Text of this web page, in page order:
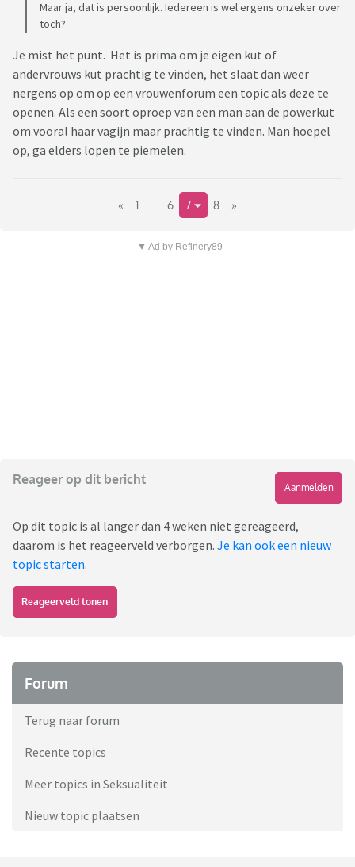
Maar ja, dat is persoonlijk. Iedereen is wel ergens onzeker over
toch?
Je mist het punt. Het is prima om je eigen kut of
andervrouws kut prachtig te vinden, het slaat dan weer
nergens op om op een vrouwenforum een topic als deze te
openen. Als een soort oproep van een man aan de powerkut
om vooral haar vagijn maar prachtig te vinden. Man hoepel
op, ga elders lopen te piemelen.
« 1 6 7 8 »
▼ Ad by Refinery89
Reageer op dit bericht
Aanmelden
Op dit topic is al langer dan 4 weken niet gereageerd,
daarom is het reageerveld verborgen. Je kan ook een nieuw
topic starten.
Reageerveld tonen
Forum
Terug naar forum
Recente topics
Meer topics in Seksualiteit
Nieuw topic plaatsen